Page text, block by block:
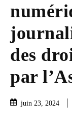
des
par
juin 23, 2024